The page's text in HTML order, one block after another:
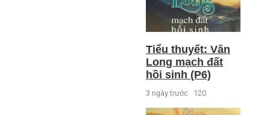
Tiểu thuyết: Văn
Long mạch đất
hồi sinh (P6)
3 ngày trước 120